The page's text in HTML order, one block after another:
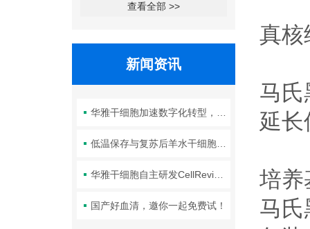
查看全部 >>
新闻资讯
国产好血清，邀你一起免费试！
真核
马氏
延
培养
马